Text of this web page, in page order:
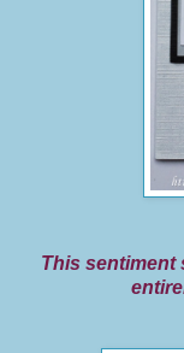
This sentiment